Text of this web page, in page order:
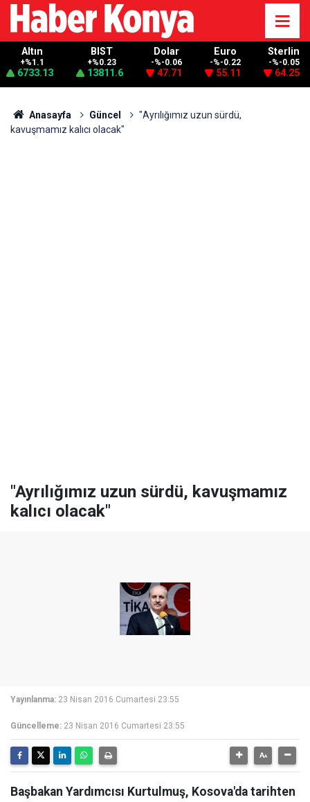
Altın
+%1.1
6733.13
BIST
+%0.23
13811.6
Dolar
-%-0.06
47.71
Euro
-%-0.22
55.11
Sterlin
-%-0.05
64.25
Anasayfa Güncel
"Ayrılığımız uzun sürdü,
kavuşmamız kalıcı olacak"
"Ayrılığımız uzun sürdü, kavuşmamız
kalıcı olacak"
Yayınlanma: 23 Nisan 2016 Cumartesi 23:55
Güncelleme: 23 Nisan 2016 Cumartesi 23:55
Başbakan Yardımcısı Kurtulmuş, Kosova'da tarihten